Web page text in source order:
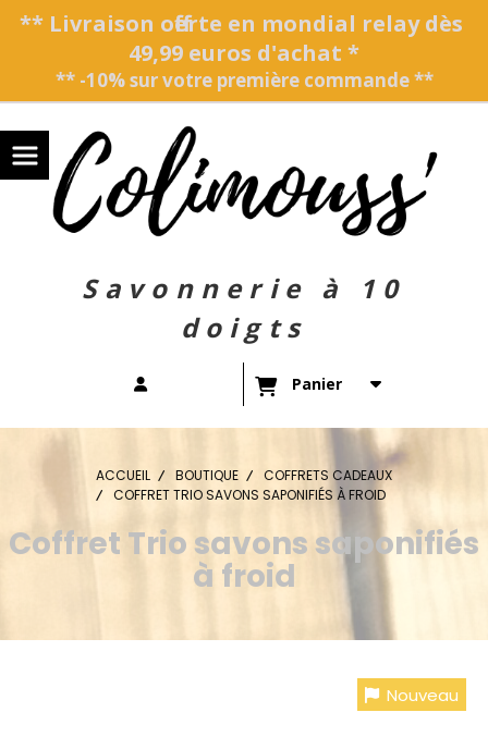
** Livraison offerte en mondial relay dès
49,99 euros d'achat *
** -10% sur votre première commande **
Savonnerie à 10
doigts
Panier
ACCUEIL BOUTIQUE
COFFRETS CADEAUX
COFFRET TRIO SAVONS SAPONIFIÉS À FROID
Coffret Trio savons saponifiés
à froid
Nouveau